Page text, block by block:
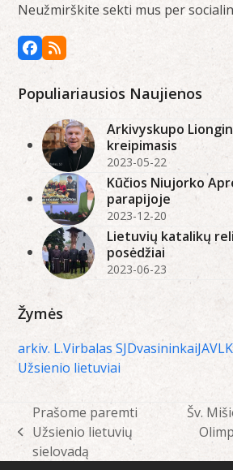
Neužmirškite sekti mus per
Facebook
RSS
Populiariausios Naujienos
Arkivyskupo
kreipimasis
2023-05-22
Kūčios Niujorko
parapijoje
2023-12-20
Lietuvių katalikų
posėdžiai
2023-06-23
Žymės
arkiv. L.Virbalas SJDvasininkaiJAV
Užsienio lietuviai
previous
post:
Prašome paremti
Užsienio lietuvių
sielovadą
next
Šv.